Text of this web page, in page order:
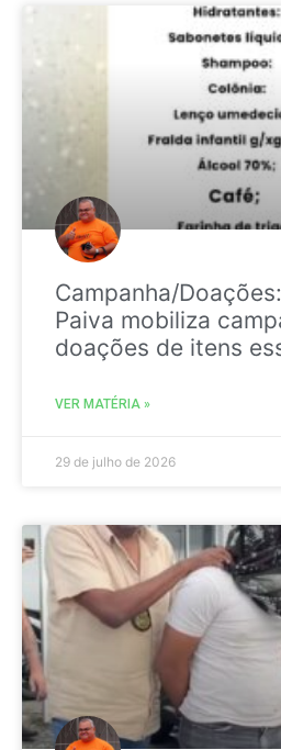
Campanha/
Paiva mobiliza
doações de itens
VER MATÉRIA »
29 de julho de 2026